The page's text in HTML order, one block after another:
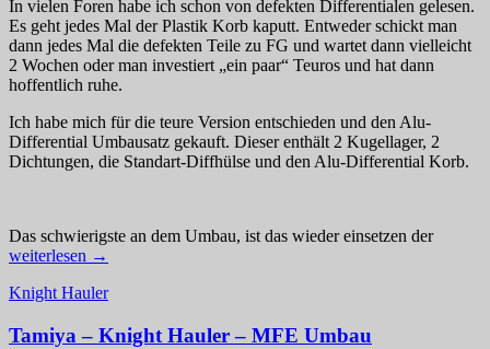
In vielen Foren habe ich schon von defekten Differentialen gelesen.
Es geht jedes Mal der Plastik Korb kaputt. Entweder schickt man
dann jedes Mal die defekten Teile zu FG und wartet dann vielleicht
2 Wochen oder man investiert „ein paar“ Teuros und hat dann
hoffentlich ruhe.
Ich habe mich für die teure Version entschieden und den Alu-
Differential Umbausatz gekauft. Dieser enthält 2 Kugellager, 2
Dichtungen, die Standart-Diffhülse und den Alu-Differential Korb.
Das schwierigste an dem Umbau, ist das wieder einsetzen derFG
weiterlesen →
Knight Hauler
Tamiya – Knight Hauler – MFE Umbau